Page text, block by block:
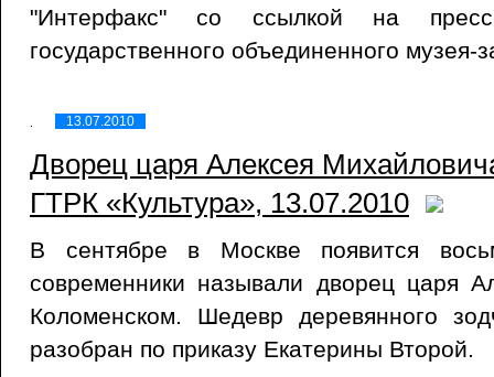
"Интерфакс" со ссылкой на пресс-
государственного объединенного музея-
13.07.2010
Дворец царя Алексея
ГТРК «Культура», 13.07.2010
В сентябре в Москве появится
современники называли дворец царя
Коломенском. Шедевр деревянного
разобран по приказу Екатерины Второй.